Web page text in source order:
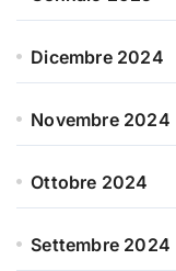
Dicembre 2024
Novembre 2024
Ottobre 2024
Settembre 2024